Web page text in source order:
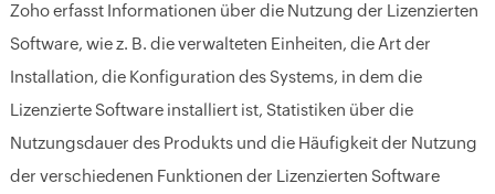
Zoho erfasst Informationen über die Nutzung der Lizenzierten
Software, wie z. B. die verwalteten Einheiten, die Art der
Installation, die Konfiguration des Systems, in dem die
Lizenzierte Software installiert ist, Statistiken über die
Nutzungsdauer des Produkts und die Häufigkeit der Nutzung
der verschiedenen Funktionen der Lizenzierten Software